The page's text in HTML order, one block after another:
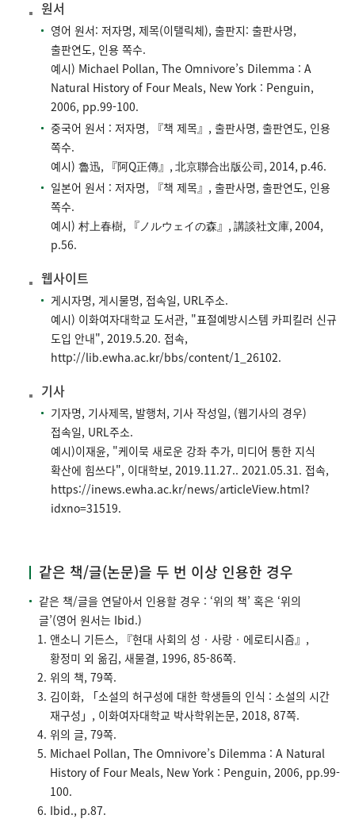
원서
영어 원서: 저자명, 제목(이탤릭체), 출판지: 출판사명,
출판연도, 인용 쪽수.
예시) Michael Pollan, The Omnivore’s Dilemma : A
Natural History of Four Meals, New York : Penguin,
2006, pp.99-100.
중국어 원서 : 저자명, 『책 제목』, 출판사명, 출판연도, 인용
쪽수.
예시) 魯迅, 『阿Q正傳』, 北京聯合出版公司, 2014, p.46.
일본어 원서 : 저자명, 『책 제목』, 출판사명, 출판연도, 인용
쪽수.
예시) 村上春樹, 『ノルウェイの森』, 講談社文庫, 2004,
p.56.
웹사이트
게시자명, 게시물명, 접속일, URL주소.
예시) 이화여자대학교 도서관, "표절예방시스템 카피킬러 신규
도입 안내", 2019.5.20. 접속,
http://lib.ewha.ac.kr/bbs/content/1_26102.
기사
기자명, 기사제목, 발행처, 기사 작성일, (웹기사의 경우)
접속일, URL주소.
예시)이재윤, "케이묵 새로운 강좌 추가, 미디어 통한 지식
확산에 힘쓰다", 이대학보, 2019.11.27.. 2021.05.31. 접속,
https://inews.ewha.ac.kr/news/articleView.html?
idxno=31519.
같은 책/글(논문)을 두 번 이상 인용한 경우
같은 책/글을 연달아서 인용할 경우 : ‘위의 책’ 혹은 ‘위의
글’(영어 원서는 Ibid.)
앤소니 기든스, 『현대 사회의 성‧사랑‧에로티시즘』,
황정미 외 옮김, 새물결, 1996, 85-86쪽.
위의 책, 79쪽.
김이화, 「소설의 허구성에 대한 학생들의 인식 : 소설의 시간
재구성」, 이화여자대학교 박사학위논문, 2018, 87쪽.
위의 글, 79쪽.
Michael Pollan, The Omnivore’s Dilemma : A Natural
History of Four Meals, New York : Penguin, 2006, pp.99-
100.
Ibid., p.87.